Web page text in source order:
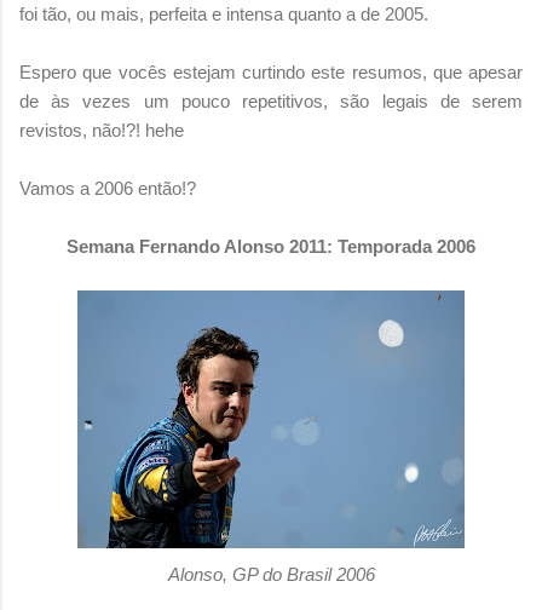
foi tão, ou mais, perfeita e intensa quanto a de 2005.
Espero que vocês estejam curtindo este resumos, que apesar
de às vezes um pouco repetitivos, são legais de serem
revistos, não!?! hehe
Vamos a 2006 então!?
Semana Fernando Alonso 2011: Temporada 2006
Alonso, GP do Brasil 2006